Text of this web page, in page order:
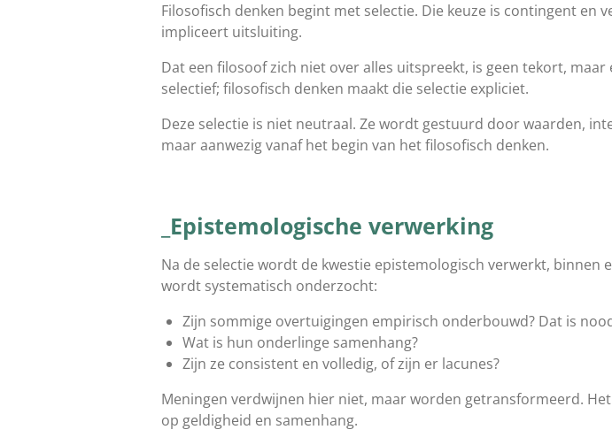
Filosofisch denken begint met selectie. Die keuze is contingent en
impliceert uitsluiting.
Dat een filosoof zich niet over alles uitspreekt, is geen tekort,
selectief; filosofisch denken maakt die selectie expliciet.
Deze selectie is niet neutraal. Ze wordt gestuurd door waarden,
maar aanwezig vanaf het begin van het filosofisch denken.
_Epistemologische verwerking
Na de selectie wordt de kwestie epistemologisch verwerkt,
wordt systematisch onderzocht:
Zijn sommige overtuigingen empirisch onderbouwd? Dat is
Wat is hun onderlinge samenhang?
Zijn ze consistent en volledig, of zijn er lacunes?
Meningen verdwijnen hier niet, maar worden getransformeerd.
op geldigheid en samenhang.